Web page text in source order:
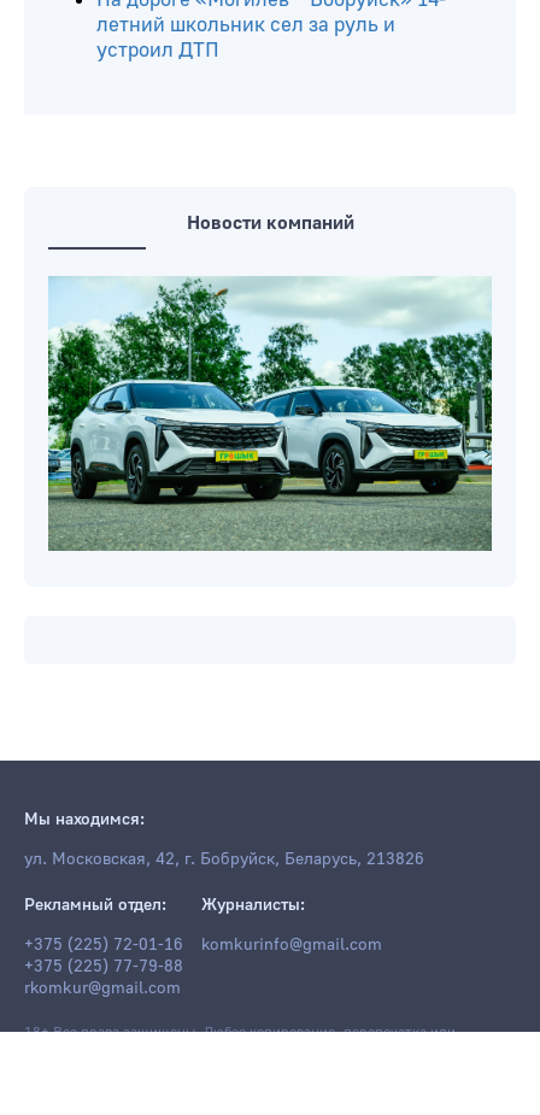
летний школьник сел за руль и
устроил ДТП
Новости компаний
Мы находимся:
ул. Московская, 42, г. Бобруйск, Беларусь, 213826
Рекламный отдел:
+375 (225) 72-01-16
+375 (225) 77-79-88
rkomkur@gmail.com
Журналисты:
komkurinfo@gmail.com
18+ Все права защищены. Любое копирование, перепечатка или